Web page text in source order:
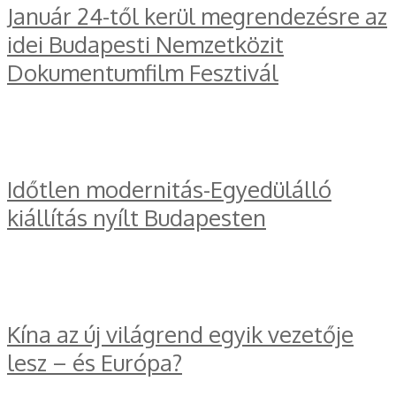
Január 24-től kerül megrendezésre az
idei Budapesti Nemzetközit
Dokumentumfilm Fesztivál
Időtlen modernitás-Egyedülálló
kiállítás nyílt Budapesten
Kína az új világrend egyik vezetője
lesz – és Európa?